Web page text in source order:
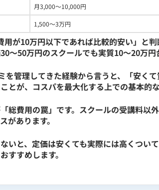
ウェブ解析士協会）
団法人 日本AIスキル認定協会）
一般社団法人 日本AIスキル認定協会）
月3,000〜10,000円
1,500〜3万円
が10万円以下であれば比較的安い」と
〜50万円のスクールでも実質10〜20万円
を管理してきた経験から言うと、「安く
が、コスパを最大化する上での基本的な
総費用の罠」です。スクールの受講料
があります。
いと、定価は安くても実際には高くつ
すすめします。